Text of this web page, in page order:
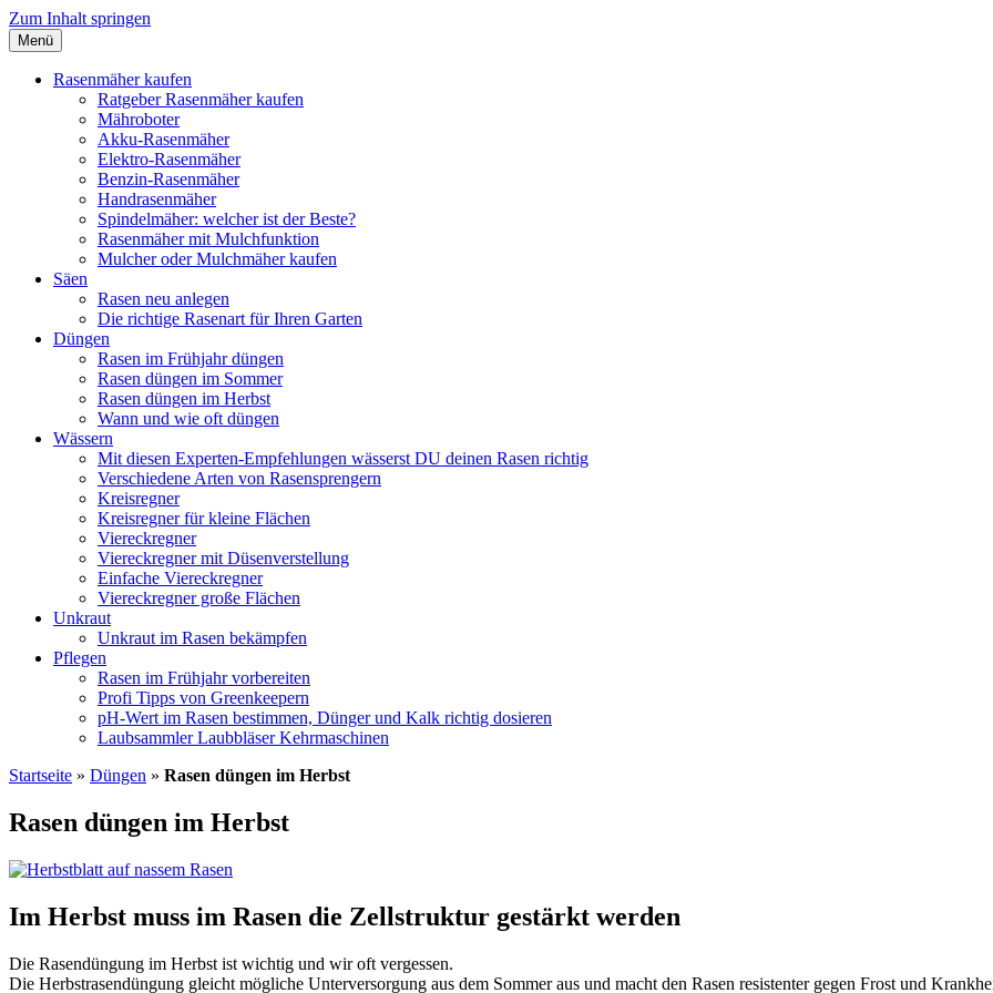
Zum Inhalt springen
Rasen richtig pflegen
Menü
Rasenmäher kaufen
Ratgeber Rasenmäher kaufen
Mähroboter
Akku-Rasenmäher
Elektro-Rasenmäher
Benzin-Rasenmäher
Handrasenmäher
Spindelmäher: welcher ist der Beste?
Rasenmäher mit Mulchfunktion
Mulcher oder Mulchmäher kaufen
Säen
Rasen neu anlegen
Die richtige Rasenart für Ihren Garten
Düngen
Rasen im Frühjahr düngen
Rasen düngen im Sommer
Rasen düngen im Herbst
Wann und wie oft düngen
Wässern
Mit diesen Experten-Empfehlungen wässerst DU deinen Rasen richtig
Verschiedene Arten von Rasen­sprengern
Kreisregner
Kreisregner für kleine Flächen
Viereckregner
Viereckregner mit Düsenverstellung
Einfache Viereckregner
Viereckregner große Flächen
Unkraut
Unkraut im Rasen bekämpfen
Pflegen
Rasen im Frühjahr vorbereiten
Profi Tipps von Greenkeepern
pH-Wert im Rasen bestimmen, Dünger und Kalk richtig dosieren
Laubsammler Laubbläser Kehrmaschinen
Startseite » Düngen » Rasen düngen im Herbst
Rasen düngen im Herbst
Im Herbst muss im Rasen die Zellstruktur gestärkt werden
Die Rasendüngung im Herbst ist wichtig und wir oft vergessen.
Die Herbstrasendüngung gleicht mögliche Unterversorgung aus dem Sommer aus und macht den Rasen resistenter gegen Frost und